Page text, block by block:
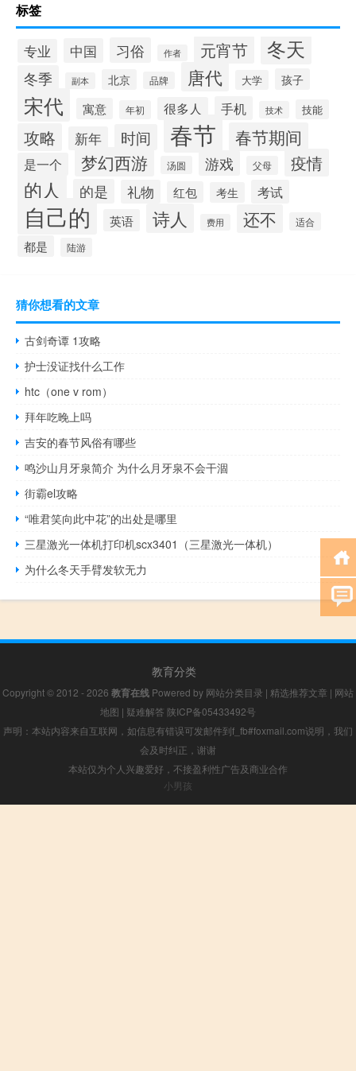
标签
专业 中国 习俗 作者 元宵节 冬天
冬季 副本 北京 品牌 唐代 大学 孩子
宋代 寓意 年初 很多人 手机 技术 技能
攻略 新年 时间 春节 春节期间
是一个 梦幻西游 汤圆 游戏 父母 疫情
的人 的是 礼物 红包 考生 考试
自己的 英语 诗人 费用 还不 适合
都是 陆游
猜你想看的文章
古剑奇谭 1攻略
护士没证找什么工作
htc（one v rom）
拜年吃晚上吗
吉安的春节风俗有哪些
鸣沙山月牙泉简介 为什么月牙泉不会干涸
街霸el攻略
“唯君笑向此中花”的出处是哪里
三星激光一体机打印机scx3401（三星激光一体机）
为什么冬天手臂发软无力
教育分类
Copyright © 2012 - 2026 教育在线 Powered by 网站分类目录 | 精选推荐文章 | 网站
地图 | 疑难解答 陕ICP备05433492号
声明：本站内容来自互联网，如信息有错误可发邮件到f_fb#foxmail.com说明，我们
会及时纠正，谢谢
本站仅为个人兴趣爱好，不接盈利性广告及商业合作
小男孩